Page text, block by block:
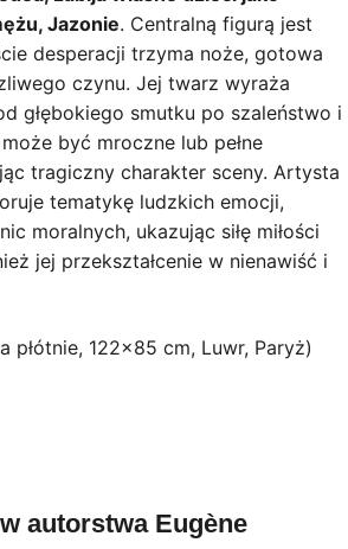
Jazonie. Centralną figurą jest
desperacji trzyma noże, gotowa
czynu. Jej twarz wyraża
głębokiego smutku po szaleństwo i
być mroczne lub pełne
tragiczny charakter sceny. Artysta
tematykę ludzkich emocji,
moralnych, ukazując siłę miłości
jej przekształcenie w nienawiść i
płótnie, 122×85 cm, Luwr, Paryż)
autorstwa Eugène